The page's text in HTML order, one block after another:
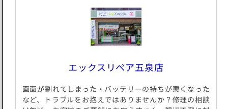
エックスリペア五泉店
画面が割れてしまった・バッテリーの持ちが悪くなった
など、トラブルをお抱えではありませんか？修理の相談